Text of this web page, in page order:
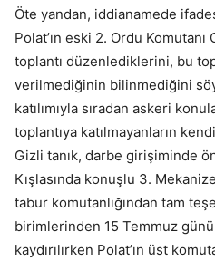
Öte yandan, iddianamede
Polat’ın eski 2. Ordu
toplantı düzenlediklerini, bu
verilmediğinin bilinmediğini
katılımıyla sıradan askeri
toplantıya katılmayanların
Gizli tanık, darbe girişiminde
Kışlasında konuşlu 3.
tabur komutanlığından tam
birimlerinden 15 Temmuz
kaydırılırken Polat’ın üst